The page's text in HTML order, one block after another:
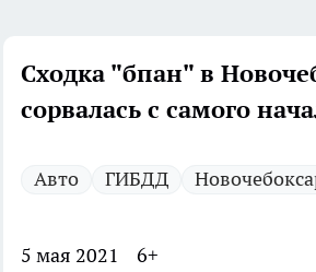
Сходка "бпан" в
сорвалась с самого
Авто ГИБДД
5 мая 2021 6+